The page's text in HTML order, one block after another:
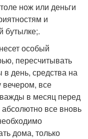
нож или деньги
и
бутылке;.
особый
пересчитывать
день, средства на
все
в месяц перед
все вновь
дома, только